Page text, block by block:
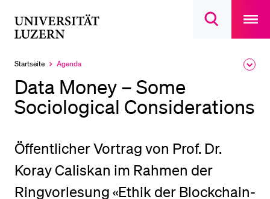
Suchdialog
main
Startseite
Aktuell
ausgewählt
Agenda
Data Money – Some
Sociological Considerations
Öffentlicher Vortrag von Prof. Dr.
Koray Caliskan im Rahmen der
Ringvorlesung «Ethik der Blockchain-
LETZTE SUCHEN
DIE UNI FÜR…
Schulklassen und Lehrpersonen
Studierende
Forschende
Mitarbeitende